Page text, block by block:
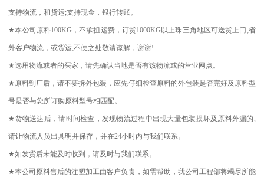
支持物流，和货运;支持现金，银行转账。
★本公司原料100KG ，不承担运费，订货1000KG 以上珠三角地区可送货上门 ;省
外客户物流，或货运;不便之处敬请谅解，谢谢!
★选用物流或者的买家，请先确认当地是否有该物流或的营业网点。
★原料到厂后，请不要拆外包装，应先仔细检查原料的外包装是否完好及原料型
号是否与您所订购原料型号相匹配。
★货物送达后，请时间检查，发现物流过程中出现大量包装损坏及原料外漏的,
请让物流人员出具明并保存，并在24小时内与我们联系。
★如发货后未能及时收到，请及时与我们联系。
★本公司原料售后的注塑加工由客户负责，如需帮助，我公司工程部将竭尽所能